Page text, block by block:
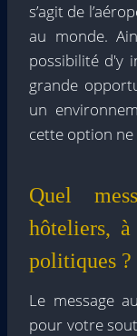
s’agit de
au monde.
possibilité d'y
grande
un
cette option ne
Quel
hôteliers,
politiques ?
Le message
pour votre